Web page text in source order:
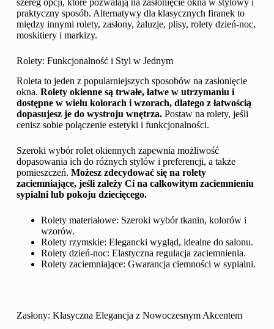
szereg opcji, które pozwalają na zasłonięcie okna w stylowy i
praktyczny sposób. Alternatywy dla klasycznych firanek to
między innymi rolety, zasłony, żaluzje, plisy, rolety dzień-noc,
moskitiery i markizy.
Rolety: Funkcjonalność i Styl w Jednym
Roleta to jeden z popularniejszych sposobów na zasłonięcie
okna. Rolety okienne są trwałe, łatwe w utrzymaniu i
dostępne w wielu kolorach i wzorach, dlatego z łatwością
dopasujesz je do wystroju wnętrza.Postaw na rolety, jeśli
cenisz sobie połączenie estetyki i funkcjonalności.
Szeroki wybór rolet okiennych zapewnia możliwość
dopasowania ich do różnych stylów i preferencji, a także
pomieszczeń. Możesz zdecydować się na rolety
zaciemniające, jeśli zależy Ci na całkowitym zaciemnieniu
sypialni lub pokoju dziecięcego.
Rolety materiałowe: Szeroki wybór tkanin, kolorów i
wzorów.
Rolety rzymskie: Elegancki wygląd, idealne do salonu.
Rolety dzień-noc: Elastyczna regulacja zaciemnienia.
Rolety zaciemniające: Gwarancja ciemności w sypialni.
Zasłony: Klasyczna Elegancja z Nowoczesnym Akcentem